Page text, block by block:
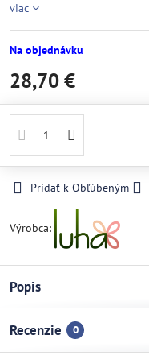
viac
Na objednávku
28,70 €
Pridať k Obľúbeným
Výrobca:
Popis
Recenzie 0